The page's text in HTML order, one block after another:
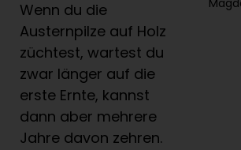
Wenn du die
Austernpilze auf Holz
züchtest, wartest du
zwar länger auf die
erste Ernte, kannst
dann aber mehrere
Jahre davon zehren.